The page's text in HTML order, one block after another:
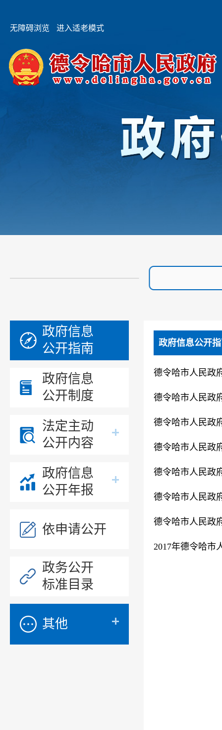
无障碍浏览 进入适老模式
政府信息
公开指南
政府信息
公开制度
法定主动
公开内容
政府信息
公开年报
依申请公开
政务公开
标准目录
其他
政府信息公开
德令哈市人民政
德令哈市人民政
德令哈市人民政
德令哈市人民政
德令哈市人民政
德令哈市人民政
德令哈市人民政
2017年德令哈市